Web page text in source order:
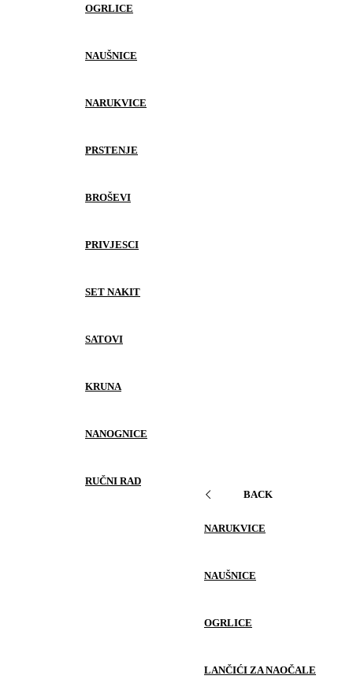
OGRLICE
NAUŠNICE
NARUKVICE
PRSTENJE
BROŠEVI
PRIVJESCI
SET NAKIT
SATOVI
KRUNA
NANOGNICE
RUČNI RAD
BACK
NARUKVICE
NAUŠNICE
OGRLICE
LANČIĆI ZA NAOČALE